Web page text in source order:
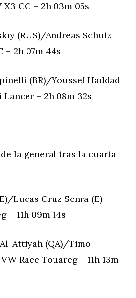
X3 CC – 2h 03m 05s
(RUS)/Andreas Schulz
– 2h 07m 44s
(BR)/Youssef Haddad
Lancer – 2h 08m 32s
la general tras la cuarta
Lucas Cruz Senra (E) –
– 11h 09m 14s
Al-Attiyah (QA)/Timo
Race Touareg – 11h 13m